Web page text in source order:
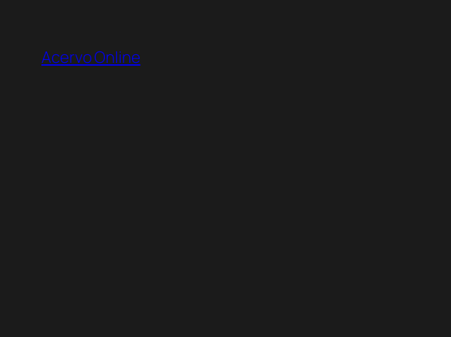
Acervo Online